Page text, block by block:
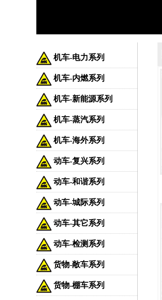
机车-电力系列
机车-内燃系列
机车-新能源系列
机车-蒸汽系列
机车-海外系列
动车-复兴系列
动车-和谐系列
动车-城际系列
动车-其它系列
动车-检测系列
货物-敞车系列
货物-棚车系列